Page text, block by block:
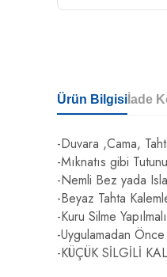
Ürün Bilgisi İade
-Duvara ,Cama,
-Mıknatıs gibi
-Nemli Bez yada
-Beyaz Tahta
-Kuru Silme
-Uygulamadan
-KÜÇÜK SİLGİLİ